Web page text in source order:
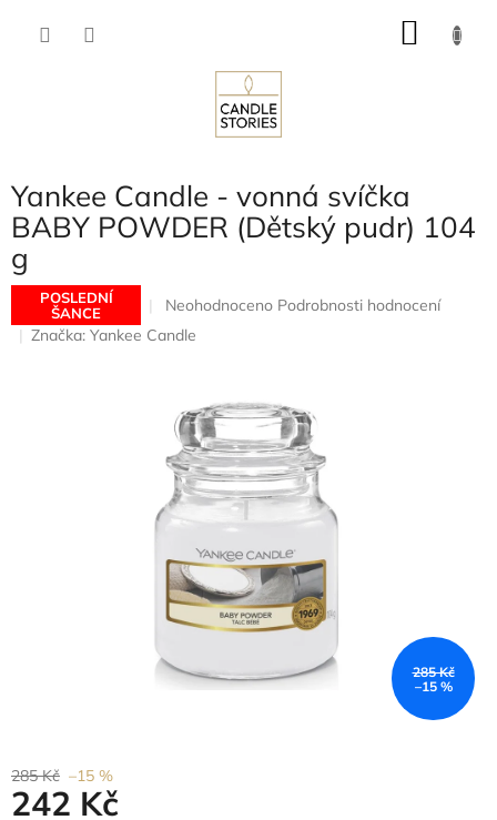
Yankee Candle - vonná svíčka
BABY POWDER (Dětský pudr) 104
g
POSLEDNÍ
ŠANCE
Průměrné
hodnocení
produktu
hvězdiček.
Neohodnoceno Podrobnosti hodnocení
Značka: Yankee Candle
285 Kč
–15 %
285 Kč –15 %
242 Kč